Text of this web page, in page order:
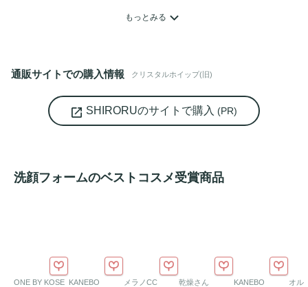
高まる肌へ導きます。
厳選した美容成分・保湿成分を贅沢に92.3%配合、洗うたび
潤いのある肌へ。
もっとみる
通販サイトでの購入情報 クリスタルホイップ(旧)
SHIRORUのサイトで購入 (PR)
洗顔フォームのベストコスメ受賞商品
ONE BY KOSE KANEBO メラノCC 乾燥さん KANEBO オル